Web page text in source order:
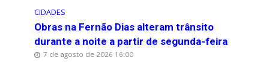
CIDADES
Obras na Fernão Dias alteram trânsito
durante a noite a partir de segunda-feira
7 de agosto de 2026 16:00